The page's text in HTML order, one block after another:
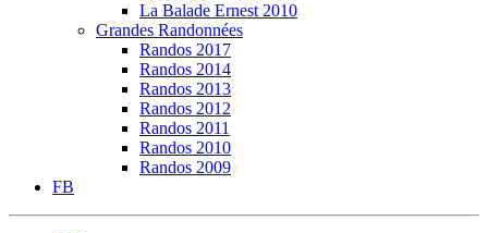
La Balade Ernest 2010
Grandes Randonnées
Randos 2017
Randos 2014
Randos 2013
Randos 2012
Randos 2011
Randos 2010
Randos 2009
FB